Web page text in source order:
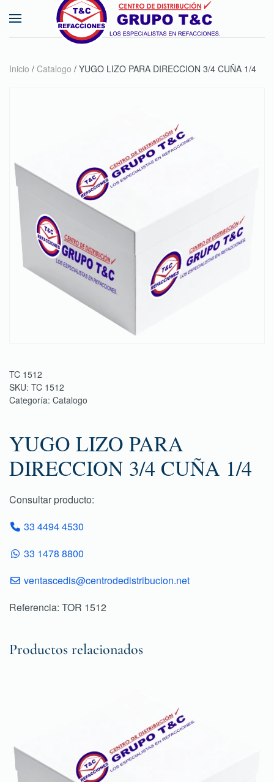
Skip to main content
Inicio / Catalogo / YUGO LIZO PARA DIRECCION 3/4 CUÑA 1/4
TC 1512
SKU: TC 1512
Categoría: Catalogo
YUGO LIZO PARA
DIRECCION 3/4 CUÑA 1/4
Consultar producto:
33 4494 4530
33 1478 8800
ventascedis@centrodedistribucion.net
Referencia: TOR 1512
Productos relacionados